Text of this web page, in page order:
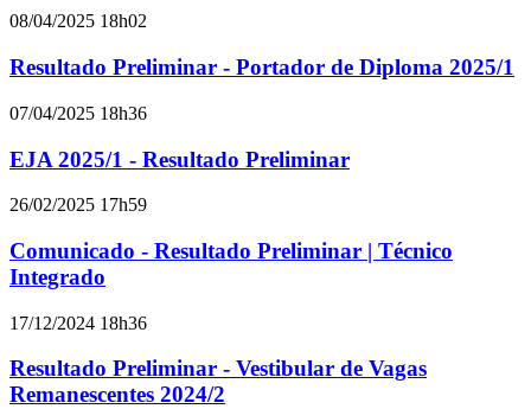
08/04/2025 18h02
Resultado Preliminar - Portador de Diploma 2025/1
07/04/2025 18h36
EJA 2025/1 - Resultado Preliminar
26/02/2025 17h59
Comunicado - Resultado Preliminar | Técnico
Integrado
17/12/2024 18h36
Resultado Preliminar - Vestibular de Vagas
Remanescentes 2024/2